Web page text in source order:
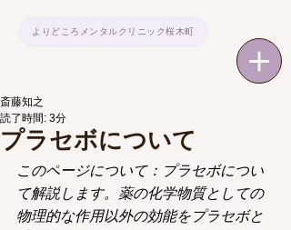
よりどころメンタルクリニック桜木町
プラセボについて
斎藤知之
読了時間: 3分
このページについて：プラセボについ
て解説します。薬の化学物質としての
物理的な作用以外の効能をプラセボと